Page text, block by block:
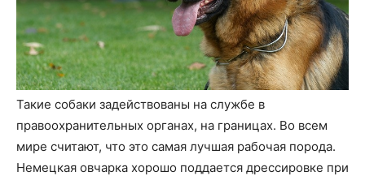
Такие собаки задействованы на службе в
правоохранительных органах, на границах. Во всем
мире считают, что это самая лучшая рабочая порода.
Немецкая овчарка хорошо поддается дрессировке при